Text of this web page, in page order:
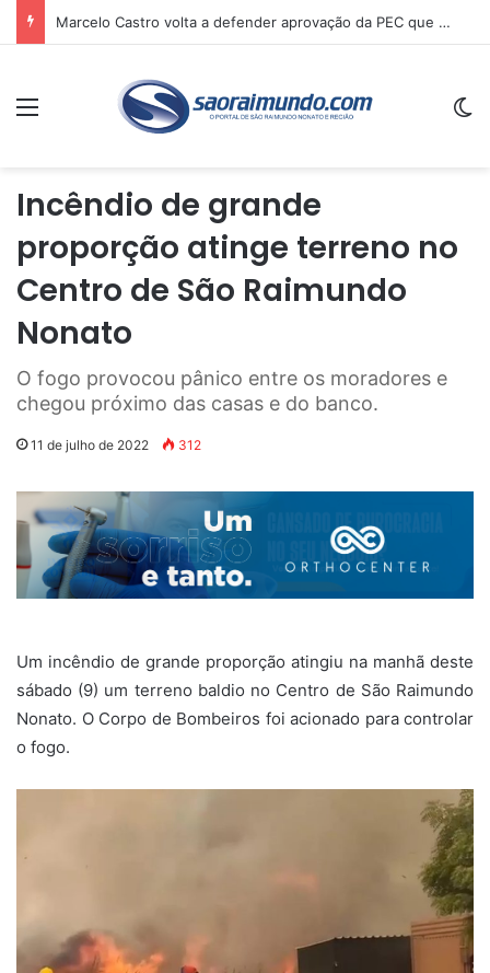
Marcelo Castro volta a defender aprovação da PEC que acaba com a escala 6×1 e avalia clima no Senado
Menu
Incêndio de grande
proporção atinge terreno no
Centro de São Raimundo
Nonato
O fogo provocou pânico entre os moradores e
chegou próximo das casas e do banco.
11 de julho de 2022 312
Um incêndio de grande proporção atingiu na manhã deste
sábado (9) um terreno baldio no Centro de São Raimundo
Nonato. O Corpo de Bombeiros foi acionado para controlar
o fogo.